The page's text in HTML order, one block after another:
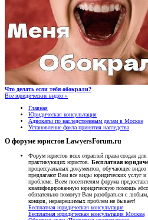
Что делать если тебя обокрали?
Все юридические видео »
Главная
Юридическая консультация
Адвокаты по наследственным делам в Москве
Установление факта принятия наследства
О форуме юристов LawyersForum.ru
Форум юристов всех отраслей права создан
практикующих юристов. Бесплатная
процессуальных документов, обучающее
предлагают Вам все виды юридических услуг
проблеме. Всем посетителям форума
квалифицированную юридическую помощь
обязательно помогут Вам разобраться с
концов, неразрешимых проблем не бывает!
Бесплатная юридическая консультация
Бесплатная юридическая консультация Москва